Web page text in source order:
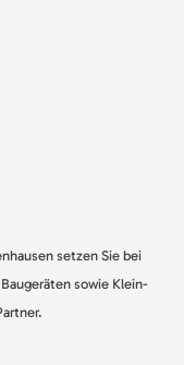
setzen Sie bei
sowie Klein-